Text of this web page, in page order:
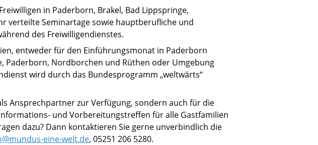
in Paderborn, Brakel, Bad Lippspringe,
verteilte Seminartage sowie hauptberufliche und
des Freiwilligendienstes.
entweder für den Einführungsmonat in Paderborn
Paderborn, Nordborchen und Rüthen oder Umgebung
wird durch das Bundesprogramm „weltwärts“
Ansprechpartner zur Verfügung, sondern auch für die
und Vorbereitungstreffen für alle Gastfamilien
dazu? Dann kontaktieren Sie gerne unverbindlich die
eine-welt.de, 05251 206 5280.